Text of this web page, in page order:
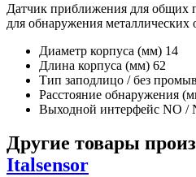
Датчик приближения для общих
для обнаружения металлических
Диаметр корпуса (мм) 14
Длина корпуса (мм) 62
Тип заподлицо / без
Расстояние обнаружения
Выходной интерфейс NO /
Другие товары
Italsensor